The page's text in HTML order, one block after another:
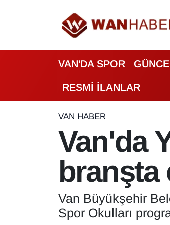
VAN'DA SPOR
RESMİ İLANLAR
VAN HABER
Van'da
branşta
Van Büyükşehir
Spor Okulları
ASAYİŞ
BİLİM VE TEKNOLOJİ
Biyografi
Bölge Haberleri
Deprem
Dernekler, Odalar
Van Nöbetçi Eczaneler
Van Hava Durumu
Van Namaz Vakitleri
Van Trafik Yoğunluk Haritası
Süper Lig Puan Durumu ve Fikstür
Tüm Manşetler
Son Dakika Haberleri
Haber Arşivi